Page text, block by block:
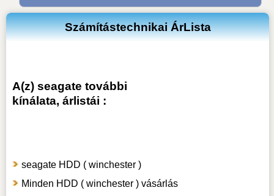
Számítástechnikai ÁrLista
A(z) seagate további
kínálata, árlistái :
seagate HDD ( winchester )
Minden HDD ( winchester ) vásárlás